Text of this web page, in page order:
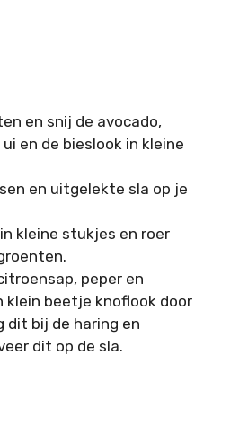
en snij de avocado,
en de bieslook in kleine
en uitgelekte sla op je
kleine stukjes en roer
peper en
klein beetje knoflook door
dit bij de haring en
dit op de sla.